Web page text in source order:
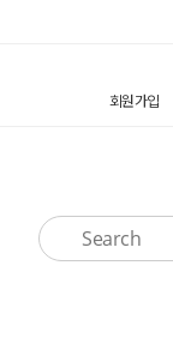
회원가입